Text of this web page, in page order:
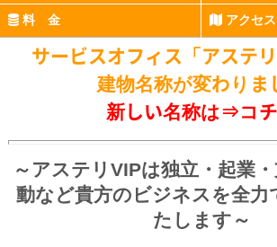
料 金 アクセス
サービスオフィス「アステ
建物名称が変わりま
新しい名称は⇒コ
～アステリVIPは独立・起業
動など貴方のビジネスを全力
たします～